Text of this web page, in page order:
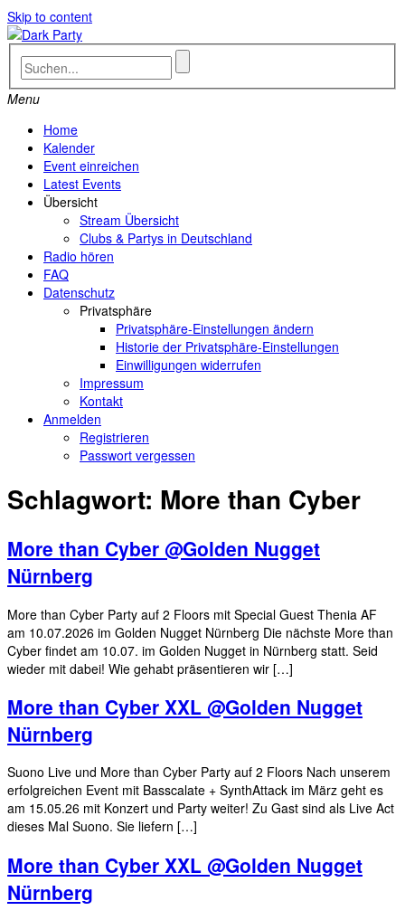
Skip to content
Menu
Home
Kalender
Event einreichen
Latest Events
Übersicht
Stream Übersicht
Clubs & Partys in Deutschland
Radio hören
FAQ
Datenschutz
Privatsphäre
Privatsphäre-Einstellungen ändern
Historie der Privatsphäre-Einstellungen
Einwilligungen widerrufen
Impressum
Kontakt
Anmelden
Registrieren
Passwort vergessen
Schlagwort: More than Cyber
More than Cyber @Golden Nugget
Nürnberg
More than Cyber Party auf 2 Floors mit Special Guest Thenia AF
am 10.07.2026 im Golden Nugget Nürnberg Die nächste More than
Cyber findet am 10.07. im Golden Nugget in Nürnberg statt. Seid
wieder mit dabei! Wie gehabt präsentieren wir […]
More than Cyber XXL @Golden Nugget
Nürnberg
Suono Live und More than Cyber Party auf 2 Floors Nach unserem
erfolgreichen Event mit Basscalate + SynthAttack im März geht es
am 15.05.26 mit Konzert und Party weiter! Zu Gast sind als Live Act
dieses Mal Suono. Sie liefern […]
More than Cyber XXL @Golden Nugget
Nürnberg